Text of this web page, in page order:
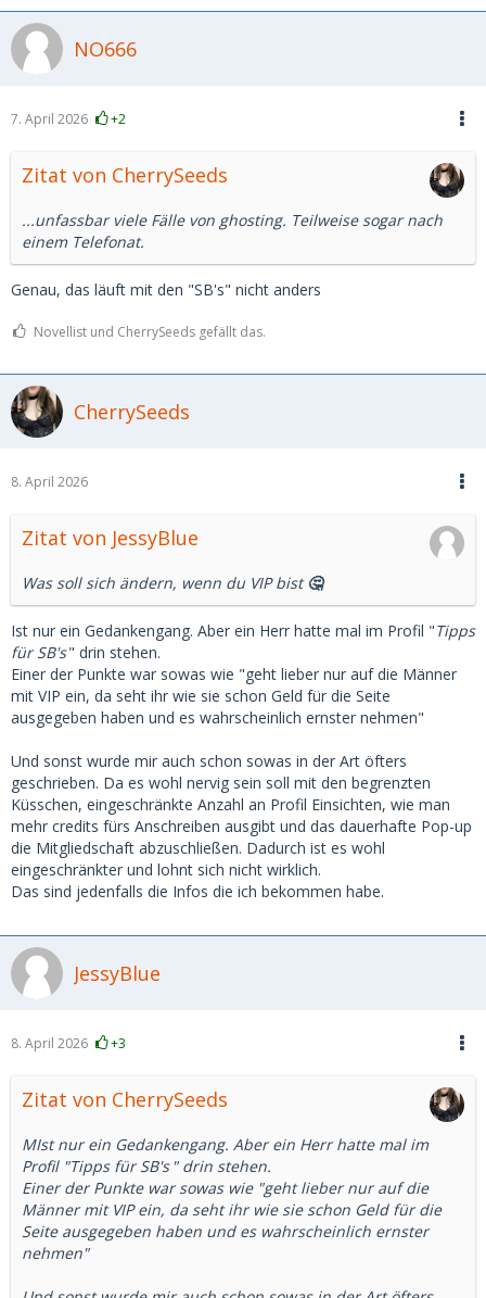
NO666
7. April 2026 +2
Zitat von CherrySeeds
...unfassbar viele Fälle von ghosting. Teilweise sogar nach
einem Telefonat.
Genau, das läuft mit den "SB's" nicht anders
Novellist und CherrySeeds gefällt das.
CherrySeeds
8. April 2026
Zitat von JessyBlue
Was soll sich ändern, wenn du VIP bist🤔
Ist nur ein Gedankengang. Aber ein Herr hatte mal im Profil "Tipps
für SB's" drin stehen.
Einer der Punkte war sowas wie "geht lieber nur auf die Männer
mit VIP ein, da seht ihr wie sie schon Geld für die Seite
ausgegeben haben und es wahrscheinlich ernster nehmen"
Und sonst wurde mir auch schon sowas in der Art öfters
geschrieben. Da es wohl nervig sein soll mit den begrenzten
Küsschen, eingeschränkte Anzahl an Profil Einsichten, wie man
mehr credits fürs Anschreiben ausgibt und das dauerhafte Pop-up
die Mitgliedschaft abzuschließen. Dadurch ist es wohl
eingeschränkter und lohnt sich nicht wirklich.
Das sind jedenfalls die Infos die ich bekommen habe.
JessyBlue
8. April 2026 +3
Zitat von CherrySeeds
MIst nur ein Gedankengang. Aber ein Herr hatte mal im
Profil "Tipps für SB's " drin stehen.
Einer der Punkte war sowas wie "geht lieber nur auf die
Männer mit VIP ein, da seht ihr wie sie schon Geld für die
Seite ausgegeben haben und es wahrscheinlich ernster
nehmen"